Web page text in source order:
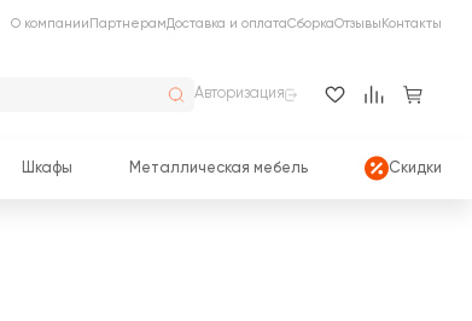
О компании ПартнерамДоставка и оплатаСборкаОтзывы Контакты
Авторизация
Шкафы Металлическая мебель Скидки